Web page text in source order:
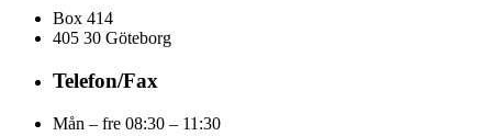
Box 414
405 30 Göteborg
Telefon/Fax
Mån – fre 08:30 – 11:30